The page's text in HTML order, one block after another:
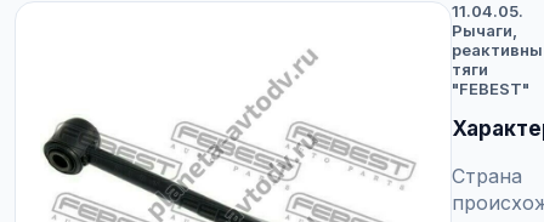
11.04.05.
Рычаги,
тяги
"FEBEST"
Страна